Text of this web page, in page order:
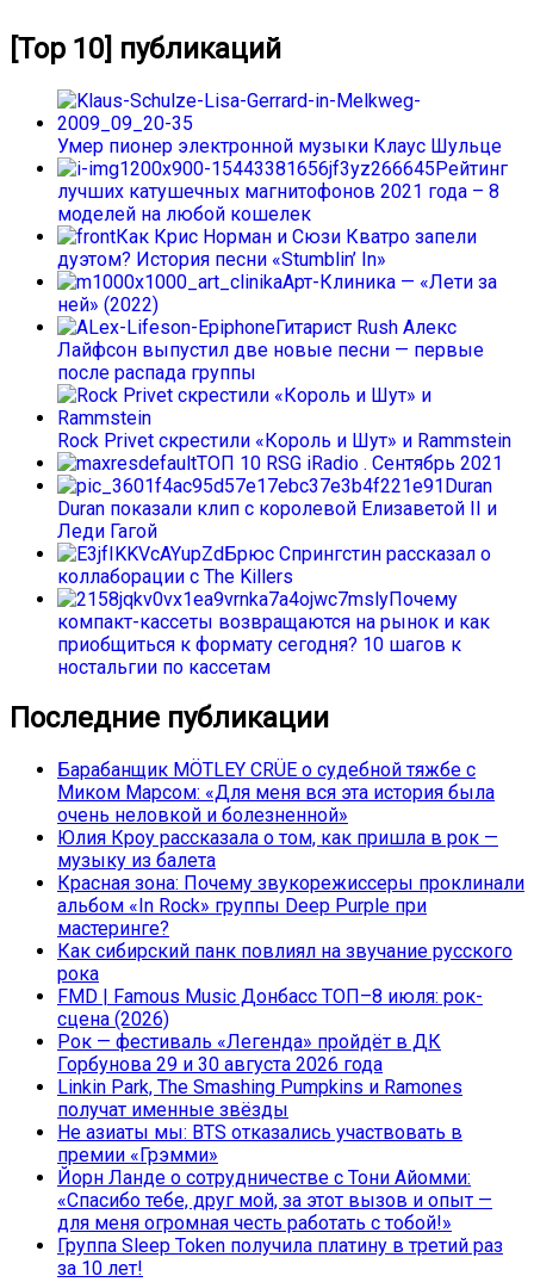
[Top 10] публикаций
Умер пионер электронной музыки Клаус Шульце
Рейтинг
лучших катушечных магнитофонов 2021 года – 8
моделей на любой кошелек
Как Крис Норман и Сюзи Кватро запели
дуэтом? История песни «Stumblin’ In»
Арт-Клиника — «Лети за
ней» (2022)
Гитарист Rush Алекс
Лайфсон выпустил две новые песни — первые
после распада группы
Rock Privet скрестили «Король и Шут» и Rammstein
ТОП 10 RSG iRadio . Сентябрь 2021
Duran
Duran показали клип с королевой Елизаветой II и
Леди Гагой
Брюс Спрингстин рассказал о
коллаборации с The Killers
Почему
компакт-кассеты возвращаются на рынок и как
приобщиться к формату сегодня? 10 шагов к
ностальгии по кассетам
Последние публикации
Барабанщик MÖTLEY CRÜE о судебной тяжбе с
Миком Марсом: «Для меня вся эта история была
очень неловкой и болезненной»
Юлия Кроу рассказала о том, как пришла в рок —
музыку из балета
Красная зона: Почему звукорежиссеры проклинали
альбом «In Rock» группы Deep Purple при
мастеринге?
Как сибирский панк повлиял на звучание русского
рока
FMD | Famous Music Донбасс ТОП–8 июля: рок-
сцена (2026)
Рок — фестиваль «Легенда» пройдёт в ДК
Горбунова 29 и 30 августа 2026 года
Linkin Park, The Smashing Pumpkins и Ramones
получат именные звёзды
Не азиаты мы: BTS отказались участвовать в
премии «Грэмми»
Йорн Ланде о сотрудничестве с Тони Айомми:
«Спасибо тебе, друг мой, за этот вызов и опыт —
для меня огромная честь работать с тобой!»
Группа Sleep Token получила платину в третий раз
за 10 лет!